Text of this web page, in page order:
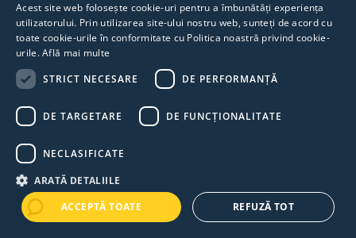
Acest site web folosește cookie-uri pentru a îmbunătăți experiența
utilizatorului. Prin utilizarea site-ului nostru web, sunteți de acord cu
toate cookie-urile în conformitate cu Politica noastră privind cookie-
urile.Află mai multe
STRICT NECESARE
DE PERFORMANȚĂ
DE TARGETARE DE FUNCŢIONALITATE
NECLASIFICATE
ARATĂ DETALIILE
ACCEPTĂ TOATE
REFUZĂ TOT